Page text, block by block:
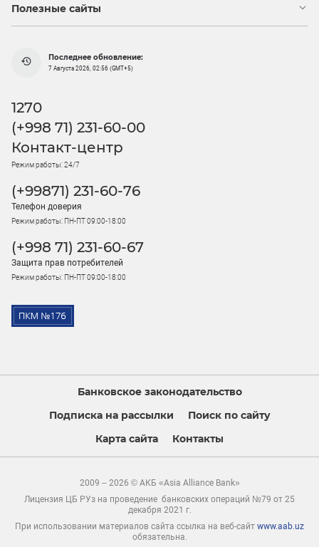
Полезные сайты
Последнее обновление:
7 Августа 2026, 02:56 (GMT+5)
1270
(+998 71) 231-60-00
Контакт-центр
Режим работы: 24/7
(+99871) 231-60-76
Телефон доверия
Режим работы: ПН-ПТ 09:00-18:00
(+998 71) 231-60-67
Защита прав потребителей
Режим работы: ПН-ПТ 09:00-18:00
Банковское законодательство
Подписка на рассылки
Поиск по сайту
Карта сайта
Контакты
2009 – 2026 © АКБ «Asia Alliance Bank»
Лицензия ЦБ РУз на проведение банковских операций №79 от 25
декабря 2021 г.
При использовании материалов сайта ссылка на веб-сайт www.aab.uz
обязательна.